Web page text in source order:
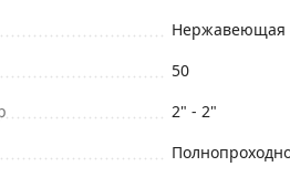
Нержавеющая
50
2" - 2"